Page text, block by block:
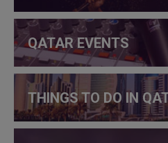
QATAR EVENTS
THINGS TO DO IN